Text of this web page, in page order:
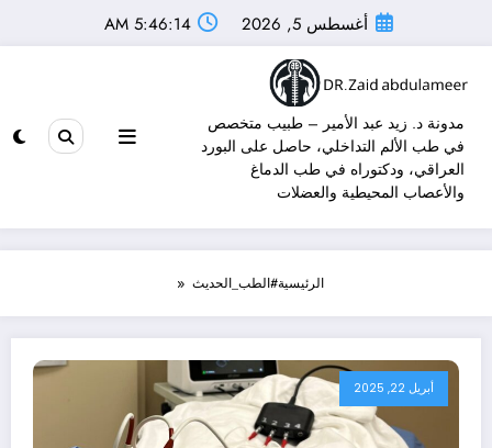
أغسطس 5, 2026 5:46:14 AM
مدونة د. زيد عبد الأمير – طبيب متخصص
في طب الألم التداخلي، حاصل على البورد
العراقي، ودكتوراه في طب الدماغ
والأعصاب المحيطية والعضلات
الرئيسية#الطب_الحديث
أبريل 22, 2025